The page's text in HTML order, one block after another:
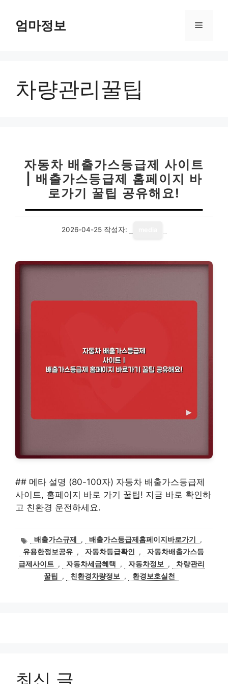
엄마정보 메
차량관리꿀팁
자동차 배출가스등급제 사이트
| 배출가스등급제 홈페이지 바
로가기 꿀팁 공유해요!
2026-04-25 작성자:
## 메타 설명 (80-100자) 자동차 배출가스등급제
사이트, 홈페이지 바로 가기 꿀팁! 지금 바로 확인하
고 친환경 운전하세요.
태
그
배출가스규제 , 배출가스등급제홈페이지바로가기
,
유용한정보공유 , 자동차등급확인 ,
자동차배출가스등
급제사이트 , 자동차세금혜택 , 자동차정보 ,
차량관리
꿀팁
, 친환경차량정보 , 환경보호실천
최신 글